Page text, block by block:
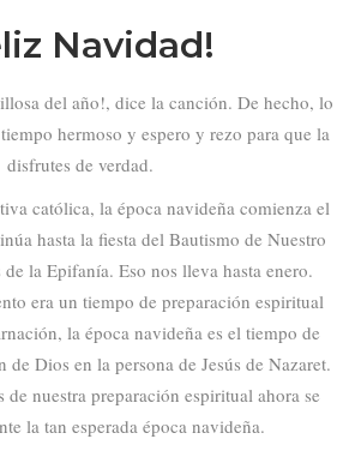
Navidad!
del año!, dice la canción. De hecho, lo
hermoso y espero y rezo para que la
disfrutes de verdad.
católica, la época navideña comienza el
hasta la fiesta del Bautismo de Nuestro
de la Epifanía. Eso nos lleva hasta enero.
era un tiempo de preparación espiritual
la época navideña es el tiempo de
de Dios en la persona de Jesús de Nazaret.
nuestra preparación espiritual ahora se
la tan esperada época navideña.